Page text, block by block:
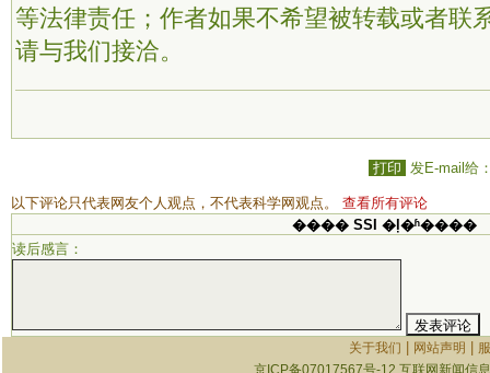
等法律责任；作者如果不希望被转载或者联
请与我们接洽。
打印 发E-mail给
以下评论只代表网友个人观点，不代表科学网观点。 查看所有评论
���� SSI �ļ�ʱ����
读后感言：
关于我们 网站声明
京ICP备07017567号-12 互联网新闻信